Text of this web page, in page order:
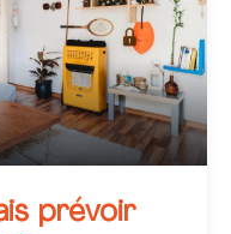
prévoir